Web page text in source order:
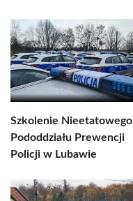
Szkolenie Nieetatowego
Pododdziału Prewencji
Policji w Lubawie